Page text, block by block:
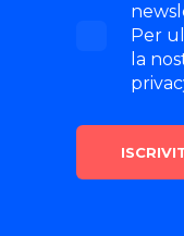
Per
la